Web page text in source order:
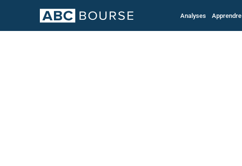
Analyses Apprendre